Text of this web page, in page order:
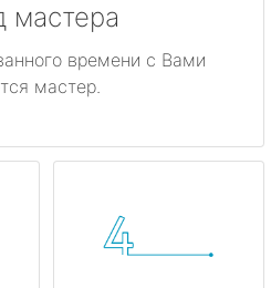
мастера
времени с Вами
мастер.